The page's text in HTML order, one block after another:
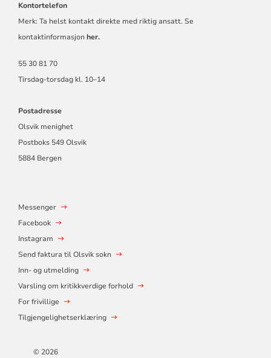
Kontortelefon
Merk: Ta helst kontakt direkte med riktig ansatt. Se
kontaktinformasjonher.
55 30 81 70
Tirsdag-torsdag kl. 10–14
Postadresse
Olsvik menighet
Postboks 549 Olsvik
5884 Bergen
Messenger
Facebook
Instagram
Send faktura til Olsvik sokn
Inn- og utmelding
Varsling om kritikkverdige forhold
For frivillige
Tilgjengelighetserklæring
© 2026